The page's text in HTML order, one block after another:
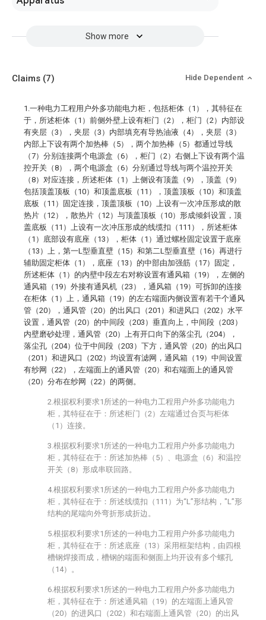
Show more
Claims (7) Hide Dependent
1.一种电力工程用户外多功能电力柜，包括柜体（1），其特征在
于，所述柜体（1）前侧外壁上设有柜门（2），柜门（2）内部设
有夹层（3），夹层（3）内部填充有导热油液（4），夹层（3）
内部上下设有两个加热棒（5），两个加热棒（5）都通过导线
（7）分别连接两个电源盒（6），柜门（2）右侧上下设有两个温
控开关（8），两个电源盒（6）分别通过导线与两个温控开关
（8）对应连接，所述柜体（1）上侧设有顶盖（9），顶盖（9）
包括顶盖顶板（10）和顶盖底板（11），顶盖顶板（10）和顶盖
底板（11）固定连接，顶盖顶板（10）上设有一次冲压形成的散
热片（12），散热片（12）与顶盖顶板（10）形成倾斜设置，顶
盖底板（11）上设有一次冲压形成的线缆扣（111），所述柜体
（1）底部设有底座（13），柜体（1）通过螺栓固定设置于底座
（13）上，第一L型垂直壁（15）和第二L型垂直壁（16）再进行
辅助固定柜体（1），底座（13）的中部由加强筋（17）固定，
所述柜体（1）的内壁中段左右对称设置有通风箱（19），左侧的
通风箱（19）外接有通风机（23），通风箱（19）可拆卸的连接
在柜体（1）上，通风箱（19）的左右端面内侧设置有若干个通风
管（20），通风管（20）的出风口（201）和进风口（202）水平
设置，通风管（20）的中间段（203）垂直向上，中间段（203）
内壁磨砂处理，通风管（20）上有开口向下的落尘孔（204），
落尘孔（204）位于中间段（203）下方，通风管（20）的出风口
（201）和进风口（202）均设置有滤网，通风箱（19）中间设置
有纱网（22），左端面上的通风管（20）和右端面上的通风管
（20）分布在纱网（22）的两侧。
2.根据权利要求1所述的一种电力工程用户外多功能电力
柜，其特征在于：所述柜门（2）左端通过合页与柜体
（1）连接。
3.根据权利要求1所述的一种电力工程用户外多功能电力
柜，其特征在于：所述加热棒（5）、电源盒（6）和温控
开关（8）形成串联回路。
4.根据权利要求1所述的一种电力工程用户外多功能电力
柜，其特征在于：所述线缆扣（111）为“L”形结构，"L”形
结构的尾端向外弯折形成折边。
5.根据权利要求1所述的一种电力工程用户外多功能电力
柜，其特征在于：所述底座（13）采用框架结构，由四根
槽钢焊接而成，槽钢的端面和侧面上均开设有多个螺孔
（14）。
6.根据权利要求1所述的一种电力工程用户外多功能电力
柜，其特征在于：所述通风箱（19）的左端面上通风管
（20）的进风口（202）和右端面上通风管（20）的出风